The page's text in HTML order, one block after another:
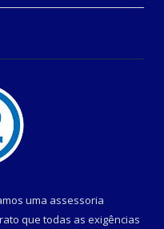
uma assessoria
que todas as exigências